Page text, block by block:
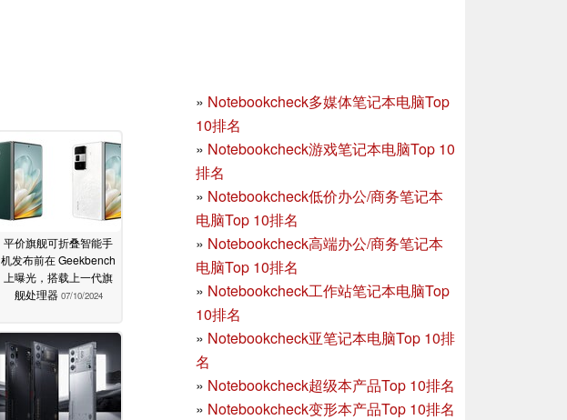
» Notebookcheck多媒体笔记本电脑Top
10排名
» Notebookcheck游戏笔记本电脑Top 10
排名
» Notebookcheck低价办公/商务笔记本
电脑Top 10排名
» Notebookcheck高端办公/商务笔记本
电脑Top 10排名
» Notebookcheck工作站笔记本电脑Top
10排名
» Notebookcheck亚笔记本电脑Top 10排
名
» Notebookcheck超级本产品Top 10排名
» Notebookcheck变形本产品Top 10排名
平价旗舰可折叠智能手
机发布前在 Geekbench
上曝光，搭载上一代旗
舰处理器 07/10/2024